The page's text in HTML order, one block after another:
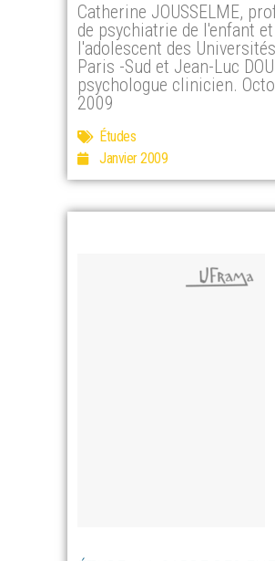
Catherine JOUSSELME,
de psychiatrie de l'enfant
l'adolescent des
Paris -Sud et Jean-Luc
psychologue clinicien.
2009
Études
Janvier 2009